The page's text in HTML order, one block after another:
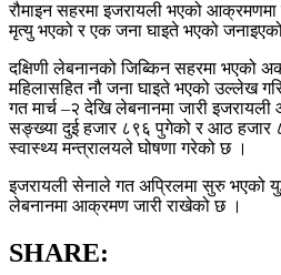
रौमाइन सहरमा इजरायली भएको
मृत्यु भएको र एक जना घाइते भएको
दक्षिणी लेबनानको जिब्किन सहरमा भएको
महिलासहित नौ जना घाइते भएको उल्लेख
गत मार्च –२ देखि लेबनानमा जारी
सङ्ख्या दुई हजार ८९६ पुगेको र आठ हजार
स्वास्थ्य मन्त्रालयले घोषणा गरेको छ ।
इजरायली सेनाले गत अप्रिलमा सुरु भएको
लेबनानमा आक्रमण जारी राखेको छ ।
SHARE: